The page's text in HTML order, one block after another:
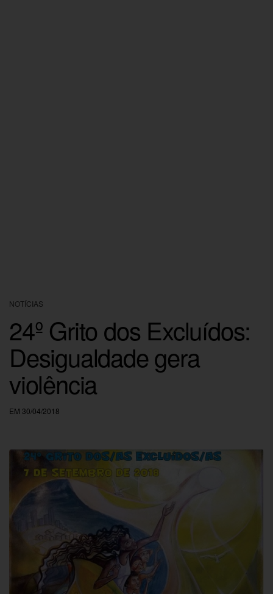
NOTÍCIAS
24º Grito dos Excluídos:
Desigualdade gera
violência
EM 30/04/2018